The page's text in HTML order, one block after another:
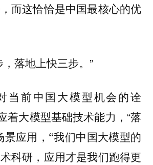
而这恰恰是中国最核心的优
落地上快三步。”
当前中国大模型机会的诠
着大模型基础技术能力，“落
应用， “我们中国大模型的
科研，应用才是我们跑得更